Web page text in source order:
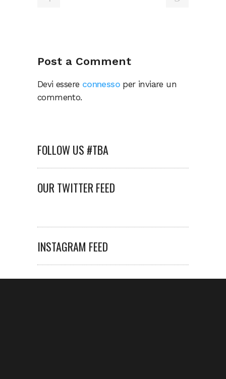
Post a Comment
Devi essere connesso per inviare un
commento.
FOLLOW US #TBA
OUR TWITTER FEED
INSTAGRAM FEED